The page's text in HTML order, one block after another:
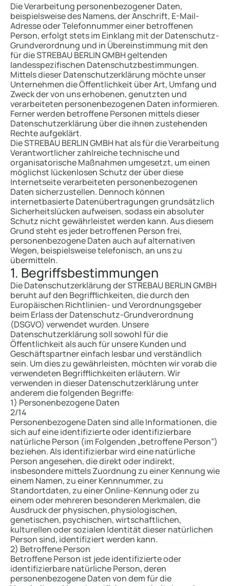
Die Verarbeitung personenbezogener Daten,
beispielsweise des Namens, der Anschrift, E-Mail-
Adresse oder Telefonnummer einer betroffenen
Person, erfolgt stets im Einklang mit der Datenschutz-
Grundverordnung und in Übereinstimmung mit den
für die STREBAU BERLIN GMBH geltenden
landesspezifischen Datenschutzbestimmungen.
Mittels dieser Datenschutzerklärung möchte unser
Unternehmen die Öffentlichkeit über Art, Umfang und
Zweck der von uns erhobenen, genutzten und
verarbeiteten personenbezogenen Daten informieren.
Ferner werden betroffene Personen mittels dieser
Datenschutzerklärung über die ihnen zustehenden
Rechte aufgeklärt.
Die STREBAU BERLIN GMBH hat als für die Verarbeitung
Verantwortlicher zahlreiche technische und
organisatorische Maßnahmen umgesetzt, um einen
möglichst lückenlosen Schutz der über diese
Internetseite verarbeiteten personenbezogenen
Daten sicherzustellen. Dennoch können
internetbasierte Datenübertragungen grundsätzlich
Sicherheitslücken aufweisen, sodass ein absoluter
Schutz nicht gewährleistet werden kann. Aus diesem
Grund steht es jeder betroffenen Person frei,
personenbezogene Daten auch auf alternativen
Wegen, beispielsweise telefonisch, an uns zu
übermitteln.
1. Begriffsbestimmungen
Die Datenschutzerklärung der STREBAU BERLIN GMBH
beruht auf den Begrifflichkeiten, die durch den
Europäischen Richtlinien- und Verordnungsgeber
beim Erlass der Datenschutz-Grundverordnung
(DSGVO) verwendet wurden. Unsere
Datenschutzerklärung soll sowohl für die
Öffentlichkeit als auch für unsere Kunden und
Geschäftspartner einfach lesbar und verständlich
sein. Um dies zu gewährleisten, möchten wir vorab die
verwendeten Begrifflichkeiten erläutern. Wir
verwenden in dieser Datenschutzerklärung unter
anderem die folgenden Begriffe:
1) Personenbezogene Daten
2/14
Personenbezogene Daten sind alle Informationen, die
sich auf eine identifizierte oder identifizierbare
natürliche Person (im Folgenden „betroffene Person”)
beziehen. Als identifizierbar wird eine natürliche
Person angesehen, die direkt oder indirekt,
insbesondere mittels Zuordnung zu einer Kennung wie
einem Namen, zu einer Kennnummer, zu
Standortdaten, zu einer Online-Kennung oder zu
einem oder mehreren besonderen Merkmalen, die
Ausdruck der physischen, physiologischen,
genetischen, psychischen, wirtschaftlichen,
kulturellen oder sozialen Identität dieser natürlichen
Person sind, identifiziert werden kann.
2) Betroffene Person
Betroffene Person ist jede identifizierte oder
identifizierbare natürliche Person, deren
personenbezogene Daten von dem für die